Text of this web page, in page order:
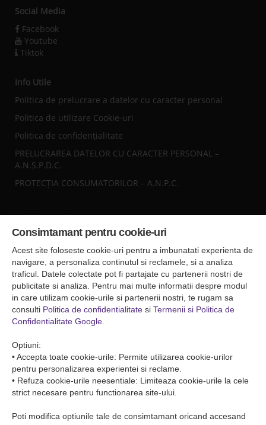
Social Media
Facebook
Youtube
Tiktok
Info Utile
Politica de prelucrare a datelor cu caracter personal
Politica de utilizare Cookie-uri
Politica de confidențialitate
PRELUCRAREA DATELOR CU CARACTER PERSONAL –
A.N.S.P.D.C.
PROTECȚIA CONSUMATORILOR – A.N.P.C.
Sediul central
Falticeni ( Autogara Romfour )
str. Plutonier Ghiniţă nr.8, Fălticeni, judeţul Suceava
0040374557200
Condiții de Transport
Condițiile de transport colete
Condițiile de transport persone
Consimtamant pentru cookie-uri
Acest site foloseste cookie-uri pentru a imbunatati experienta de
navigare, a personaliza continutul si reclamele, si a analiza
traficul. Datele colectate pot fi partajate cu partenerii nostri de
publicitate si analiza. Pentru mai multe informatii despre modul
in care utilizam cookie-urile si partenerii nostri, te rugam sa
consulti Politica de confidentialitate si Termenii si Politica de
Confidentialitate Google
Optiuni:
• Accepta toate cookie-urile: Permite utilizarea cookie-urilor
pentru personalizarea experientei si reclame.
• Refuza cookie-urile neesentiale: Limiteaza cookie-urile la cele
strict necesare pentru functionarea site-ului.
Poti modifica optiunile tale de consimtamant oricand accesand